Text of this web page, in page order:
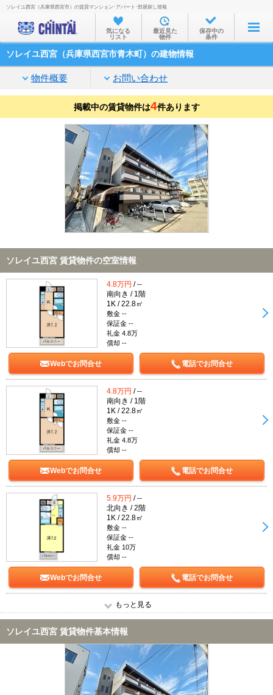
お部屋を探す
沿線・駅から
住所から
家賃相場から
通勤通学時間から
物件特集から
不動産会社から
TOP
ソレイユ西宮（兵庫県西宮市）の賃貸マンション･アパート･部屋探し情報
気になる
リスト
最近見た
物件
保存中の
条件
ソレイユ西宮（兵庫県西宮市青木町）の建物情報
物件概要 お問い合わせ
掲載中の賃貸物件は4件あります
ソレイユ西宮 賃貸物件の空室情報
4.8万円 / --
南向き / 1階
1K / 22.8㎡
敷金 --
保証金 --
礼金 4.8万
償却 --
Webでお問合せ 電話でお問合せ
4.8万円 / --
南向き / 1階
1K / 22.8㎡
敷金 --
保証金 --
礼金 4.8万
償却 --
Webでお問合せ 電話でお問合せ
5.9万円 / --
北向き / 2階
1K / 22.8㎡
敷金 --
保証金 --
礼金 10万
償却 --
Webでお問合せ 電話でお問合せ
もっと見る
ソレイユ西宮 賃貸物件基本情報